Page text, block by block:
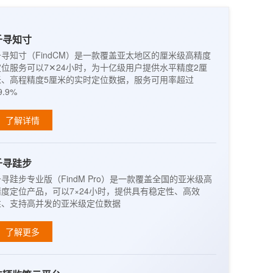
知寸
知寸（FindCM）是一款覆盖亚太地区的厘米级高精度
服务可以7✕24小时，为十亿级用户提供水平精度2厘
高程精度5厘米的实时定位数据，服务可用率超过
了解详情
跬步
跬步专业版（FindM Pro）是一款覆盖全国的亚米级高
定位产品，可以7×24小时，提供具有稳定性、高效
支持高并发的亚米级定位数据
了解更多